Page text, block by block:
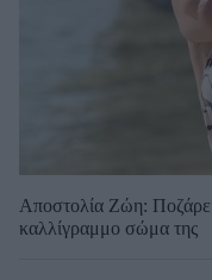
Αποστολία Ζώη:
καλλίγραμμο σώμα της